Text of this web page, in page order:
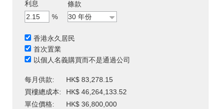
利息
%
條款
香港永久居民
首次置業
以個人名義購買而不是通過公司
每月供款:
HK$ 83,278.15
買樓總成本:
HK$ 46,264,133.52
單位價格:
HK$ 36,800,000